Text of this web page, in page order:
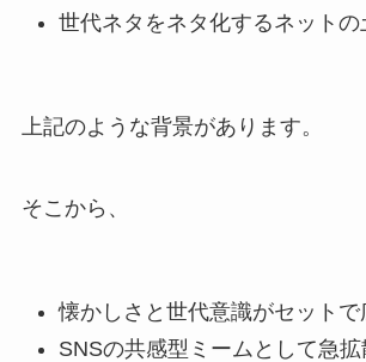
世代ネタをネタ化するネットの
上記のような背景があります。
そこから、
懐かしさと世代意識がセットで
SNSの共感型ミームとして急拡